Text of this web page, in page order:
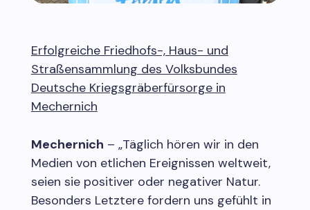
Erfolgreiche Friedhofs-, Haus- und
Straßensammlung des Volksbundes
Deutsche Kriegsgräberfürsorge in
Mechernich
Mechernich – „Täglich hören wir in den
Medien von etlichen Ereignissen weltweit,
seien sie positiver oder negativer Natur.
Besonders Letztere fordern uns gefühlt in